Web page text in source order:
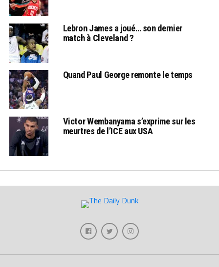
Lebron James a joué… son dernier
match à Cleveland ?
Quand Paul George remonte le temps
Victor Wembanyama s’exprime sur les
meurtres de l’ICE aux USA